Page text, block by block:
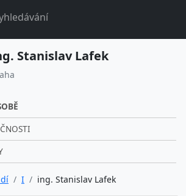
Stanislav Lafek
I ing. Stanislav Lafek